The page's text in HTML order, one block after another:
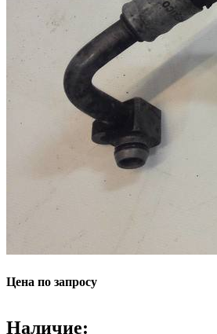
Цена по запросу
Наличие: